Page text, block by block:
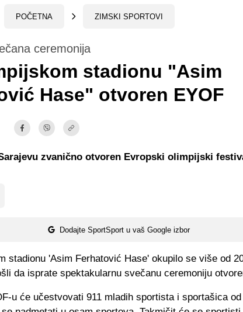
POČETNA ZIMSKI SPORTOVI
ceremonija
stadionu "Asim
Hase" otvoren EYOF
Dodajte SportSport u vaš Google izbor
zvanično otvoren Evropski olimpijski
stadionu 'Asim Ferhatović Hase' okupilo se više od
da isprate spektakularnu svečanu ceremoniju
u će učestvovati 911 mladih sportista i sportašica